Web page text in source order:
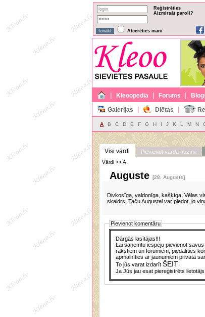
Reģistrēties
Aizmirsāt paroli?
Atcerēties mani
| Kleoopedia | Forums |
Galerijas
| Diētas |
A B C D E F G H I J K L M N
Visi vārdi Pievienot vārda nozīmi
Vārdi >> A
Auguste [28. Augusts]
Divkosīga, valdonīga, kašķīga. Vēlas
skaidrs! Taču Augustei var piedot, jo
Pievienot komentāru
Dārgās lasītājas!!!
Lai saņemtu iespēju pievienot
rakstiem un forumiem, piedalīties
apmainīties ar jaunumiem privātā
To jūs varat izdarītŠEIT
Ja Jūs jau esat piereģistrēts